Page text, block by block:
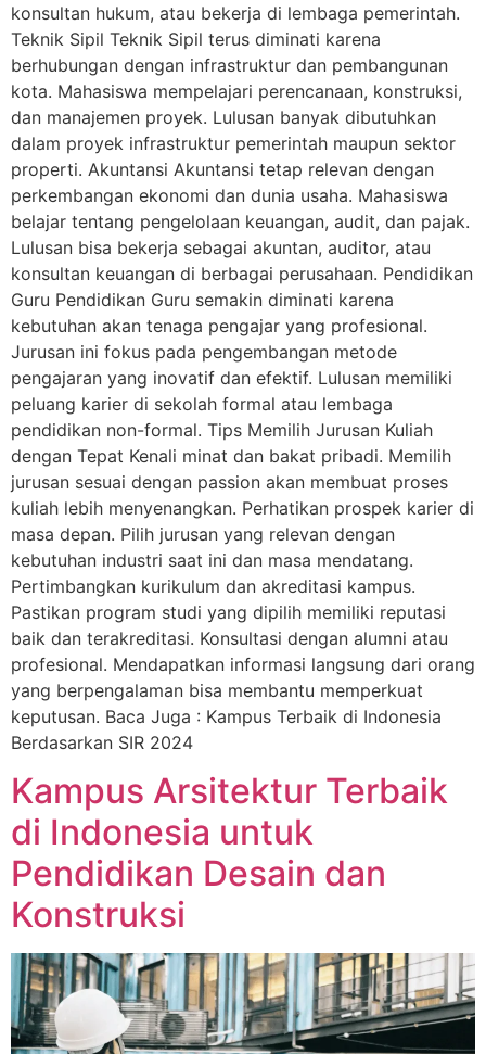
konsultan hukum, atau bekerja di lembaga pemerintah.
Teknik Sipil Teknik Sipil terus diminati karena
berhubungan dengan infrastruktur dan pembangunan
kota. Mahasiswa mempelajari perencanaan, konstruksi,
dan manajemen proyek. Lulusan banyak dibutuhkan
dalam proyek infrastruktur pemerintah maupun sektor
properti. Akuntansi Akuntansi tetap relevan dengan
perkembangan ekonomi dan dunia usaha. Mahasiswa
belajar tentang pengelolaan keuangan, audit, dan pajak.
Lulusan bisa bekerja sebagai akuntan, auditor, atau
konsultan keuangan di berbagai perusahaan. Pendidikan
Guru Pendidikan Guru semakin diminati karena
kebutuhan akan tenaga pengajar yang profesional.
Jurusan ini fokus pada pengembangan metode
pengajaran yang inovatif dan efektif. Lulusan memiliki
peluang karier di sekolah formal atau lembaga
pendidikan non-formal. Tips Memilih Jurusan Kuliah
dengan Tepat Kenali minat dan bakat pribadi. Memilih
jurusan sesuai dengan passion akan membuat proses
kuliah lebih menyenangkan. Perhatikan prospek karier di
masa depan. Pilih jurusan yang relevan dengan
kebutuhan industri saat ini dan masa mendatang.
Pertimbangkan kurikulum dan akreditasi kampus.
Pastikan program studi yang dipilih memiliki reputasi
baik dan terakreditasi. Konsultasi dengan alumni atau
profesional. Mendapatkan informasi langsung dari orang
yang berpengalaman bisa membantu memperkuat
keputusan. Baca Juga : Kampus Terbaik di Indonesia
Berdasarkan SIR 2024
Kampus Arsitektur Terbaik
di Indonesia untuk
Pendidikan Desain dan
Konstruksi